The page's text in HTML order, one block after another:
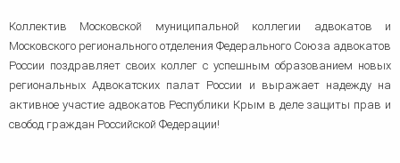
Коллектив Московской муниципальной коллегии адвокатов и
Московского регионального отделения Федерального Союза адвокатов
России поздравляет своих коллег с успешным образованием новых
региональных Адвокатских палат России и выражает надежду на
активное участие адвокатов Республики Крым в деле защиты прав и
свобод граждан Российской Федерации!